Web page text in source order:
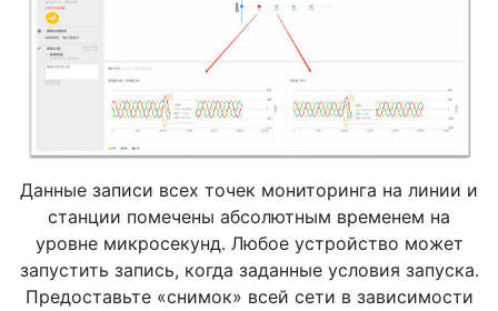
Данные записи всех точек мониторинга на линии и
станции помечены абсолютным временем на
уровне микросекунд. Любое устройство может
запустить запись, когда заданные условия запуска.
Предоставьте «снимок» всей сети в зависимости